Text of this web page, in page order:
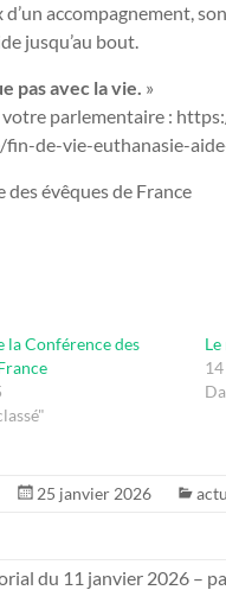
accompagnement,
jusqu’au bout.
pas avec la vie. »
parlementaire :
fin-de-vie-euthanasie-
des évêques de France
la Conférence des
25 janvier 2026
du 11 janvier 2026 –